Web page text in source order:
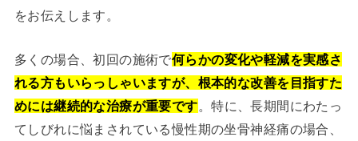
をお伝えします。
多くの場合、初回の施術で何らかの変化や軽減を実感さ
れる方もいらっしゃいますが、根本的な改善を目指すた
めには継続的な治療が重要です。特に、長期間にわたっ
てしびれに悩まされている慢性期の坐骨神経痛の場合、